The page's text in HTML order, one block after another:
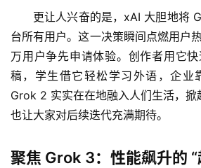
更让人兴奋的是，xAI 大胆地将
台所有用户。这一决策瞬间点燃用户
万用户争先申请体验。创作者用它
稿，学生借它轻松学习外语，企业
Grok 2 实实在在地融入人们生活，掀
也让大家对后续迭代充满期待。
聚焦 Grok 3：性能飙升的 “